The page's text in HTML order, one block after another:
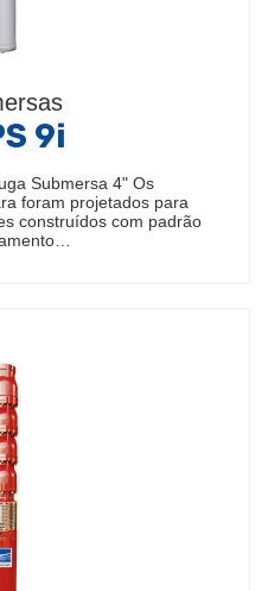
9i
Submersa 4" Os
foram projetados para
construídos com padrão